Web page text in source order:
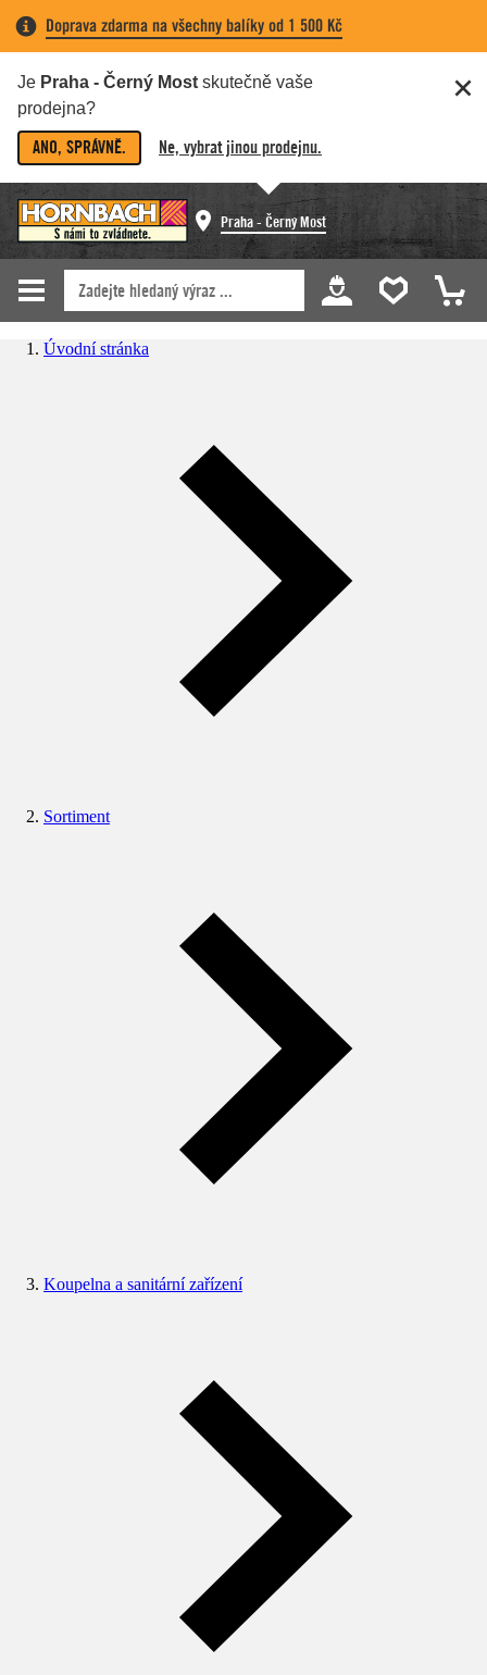
Doprava zdarma na všechny balíky od 1 500 Kč
Je Praha - Černý Most skutečně vaše
prodejna?
ANO, SPRÁVNĚ. Ne, vybrat jinou prodejnu.
Praha - Černý Most
Úvodní stránka
Sortiment
Koupelna a sanitární zařízení